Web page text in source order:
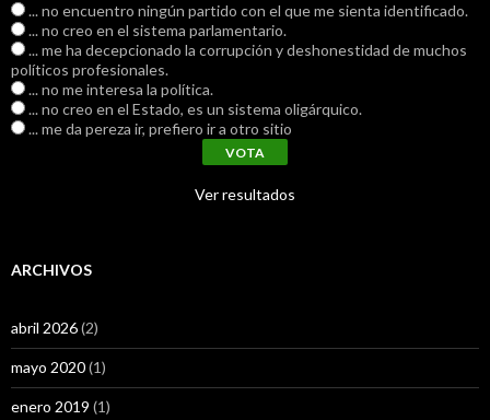
... no encuentro ningún partido con el que me sienta identificado.
... no creo en el sistema parlamentario.
... me ha decepcionado la corrupción y deshonestidad de muchos
políticos profesionales.
... no me interesa la política.
... no creo en el Estado, es un sistema oligárquico.
... me da pereza ir, prefiero ir a otro sitio
Ver resultados
ARCHIVOS
abril 2026(2)
mayo 2020(1)
enero 2019 (1)